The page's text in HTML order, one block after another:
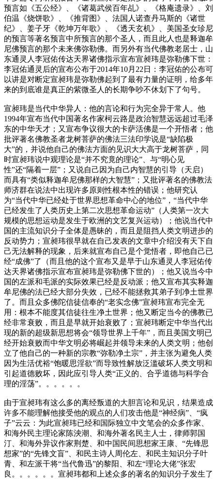
预言如《五公经》、《诸葛武侯百年乩》、《格庵遗录》、刘
伯温《烧饼歌》、《推背图》、法国人诺查丹马斯的《诸世
纪》、姜子牙《乾坤万年歌》、《透天玄机》、美国圣女珍尼
的预言等著名预言中所预言的那个圣人，而且此人也是释迦牟
尼佛预言的那个未来佛弥勒佛。而另外有当代佛教老居士，山
东通灵人李冠佑传达天界诸佛指示宣布宣昶玮是弥勒佛下世：
李冠佑通灵后的宣布公布于2014年10月22日：李冠佑的公布可
以讲是对断定宣昶玮是弥勒佛起到了最有力量的证明，给多年
来的到底谁是真正的紫微圣人的长期争吵不休划下了句号。
宣昶玮是当代中华异人：他的言论和行为完全异于常人。他
1994年宣布当代中国著名作家柯云路是政治智慧远远超过毛泽
东的中华天才；又宣布争议很大的卡萨活佛是一个开悟者；他
批评著名佛教圣者龙树菩萨的佛法三法印学说是“缺陷极
大”的，并说他自己的佛法方面的见识大大高于龙树菩萨，同
时宣昶玮说中观理论是“并不究竟的理论”、与“明心见
性”还“隔着一层”；又说自己因为自己内智慧的引导（天启）
而具有“类似释迦牟尼佛那样的大智慧”；又批评著名的佛教法
师济群在说法中出现许多原则性根本性的错误；他研究认
为“当代中华已经处于世界思想革命中心的地位”，“当代中华
已经发生了人类历史上第二次思想革命运动”（人类第一次大
规模的思想运动是发生于欧洲的文艺复兴运动）；他说当代中
国的主流知识分子全体是愚昧的，而且是阻挡人类文明进步的
反动势力；宣昶玮很早就在自己发表的文章中介绍没有天下自
己无法解释的现象，后来就宣布自己是个觉悟者，即他自己已
经“成佛”了（而且他的这个宣布又是早于山东通灵人李冠佑传
达天界诸佛指示宣布宣昶玮是弥勒佛下世的）；他又说当今中
国的左派和毛派的实际效果已经是反动派；他又宣布其实释迦
牟尼佛的法已经大部分失效，已经不能拯救其弟子到净土世界
了。而且众多佛陀信徒信奉的“老实念佛”宣昶玮宣布完全无
用：根本不能度其信徒往生净土世界；他又断定当今的佛教已
经非常衰败，而且是早就开始衰败了；宣昶玮断定中华当代出
现的新的超级新思想将会“领导世界上千年”，而且美国文明已
经开始衰败而中华文明必将崛起并领导未来的人类文明；他创
立了他自己的一种新的宗教“弥勒净土宗”，并主张为避免人类
因为生活优裕“饱暖思淫欲”而导致性解放泛滥破坏人类文明和
引起道德败坏，因此应引导人类“正义的、合乎道德与科学合
理的淫荡”。。。。。。
由于宣昶玮有这么多的离经叛道的大胆言论和见识，结果造成
许多不能理解他接受他的观点的人们攻击他是“神经病”、“疯
子”云云：为此宣昶玮已经和国际独立中文笔会的众多作家、
和海外民主理论家陈泱潮、和海外著名民主人士，律师郭国
汀、和海外异议作家荆楚、和中国民间思想家王康、“先锋思
想家”的“先锋文盲”、和民主诗人周伦左、和民主知识分子叶
青、和左派干将“当代鲁迅”的黎阳、和左“理论大佬”张宏
良。。。。。。宣昶玮都和上述众多的著名的知识分子发生了